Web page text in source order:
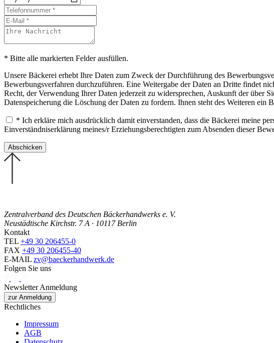
* Bitte alle markierten Felder ausfüllen.
Unsere Bäckerei erhebt Ihre Daten zum Zweck der Durchführung des
Bewerbungsverfahren durchzuführen. Eine Weitergabe der Daten an Dritte findet
Recht, der Verwendung Ihrer Daten jederzeit zu widersprechen, Auskunft der über
Datenspeicherung die Löschung der Daten zu fordern. Ihnen steht des Weiteren ein
* Ich erkläre mich ausdrücklich damit einverstanden, dass die Bäckerei meine
Einverständniserklärung meines/r Erziehungsberechtigten zum Absenden dieser
Zentralverband des Deutschen Bäckerhandwerks e. V.
Neustädtische Kirchstr. 7 A · 10117 Berlin
Kontakt
TEL +49 30 206455-0
FAX +49 30 206455-40
E-MAIL zv@baeckerhandwerk.de
Folgen Sie uns
Newsletter Anmeldung
zur Anmeldung
Rechtliches
Impressum
AGB